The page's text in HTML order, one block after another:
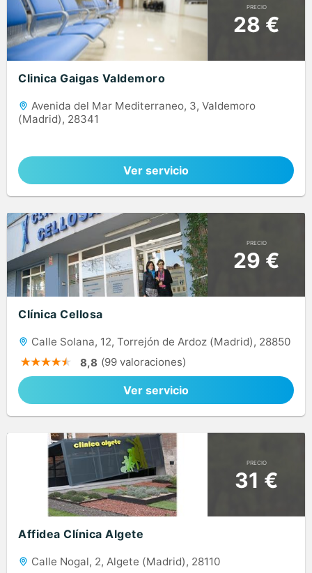
PRECIO
28 €
Clinica Gaigas Valdemoro
Avenida del Mar Mediterraneo, 3, Valdemoro
(Madrid), 28341
Ver servicio
PRECIO
29 €
Clínica Cellosa
Calle Solana, 12, Torrejón de Ardoz (Madrid), 28850
8,8 (99 valoraciones)
Ver servicio
PRECIO
31 €
Affidea Clínica Algete
Calle Nogal, 2, Algete (Madrid), 28110